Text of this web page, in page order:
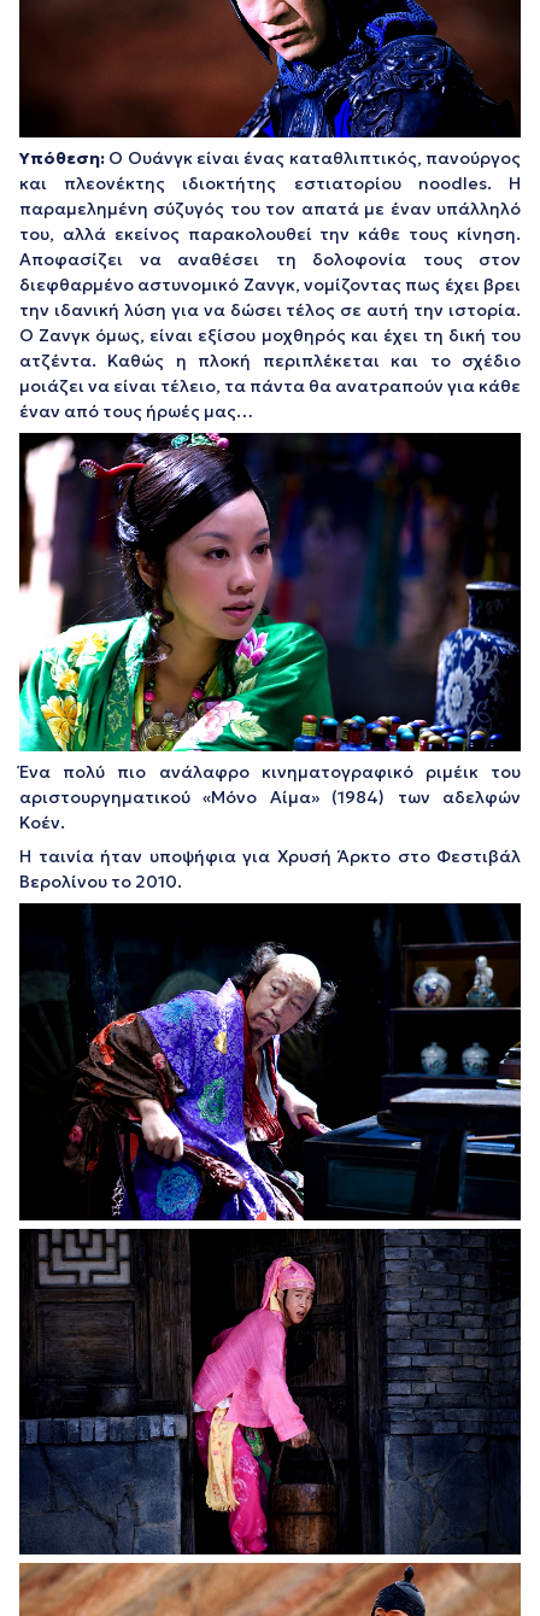
Υπόθεση: Ο Ουάνγκ είναι ένας καταθλιπτικός, πανούργος
και πλεονέκτης ιδιοκτήτης εστιατορίου noodles. Η
παραμελημένη σύζυγός του τον απατά με έναν υπάλληλό
του, αλλά εκείνος παρακολουθεί την κάθε τους κίνηση.
Αποφασίζει να αναθέσει τη δολοφονία τους στον
διεφθαρμένο αστυνομικό Ζανγκ, νομίζοντας πως έχει βρει
την ιδανική λύση για να δώσει τέλος σε αυτή την ιστορία.
Ο Ζανγκ όμως, είναι εξίσου μοχθηρός και έχει τη δική του
ατζέντα. Καθώς η πλοκή περιπλέκεται και το σχέδιο
μοιάζει να είναι τέλειο, τα πάντα θα ανατραπούν για κάθε
έναν από τους ήρωές μας…
Ένα πολύ πιο ανάλαφρο κινηματογραφικό ριμέικ του
αριστουργηματικού «Μόνο Αίμα» (1984) των αδελφών
Κοέν.
Η ταινία ήταν υποψήφια για Χρυσή Άρκτο στο Φεστιβάλ
Βερολίνου το 2010.